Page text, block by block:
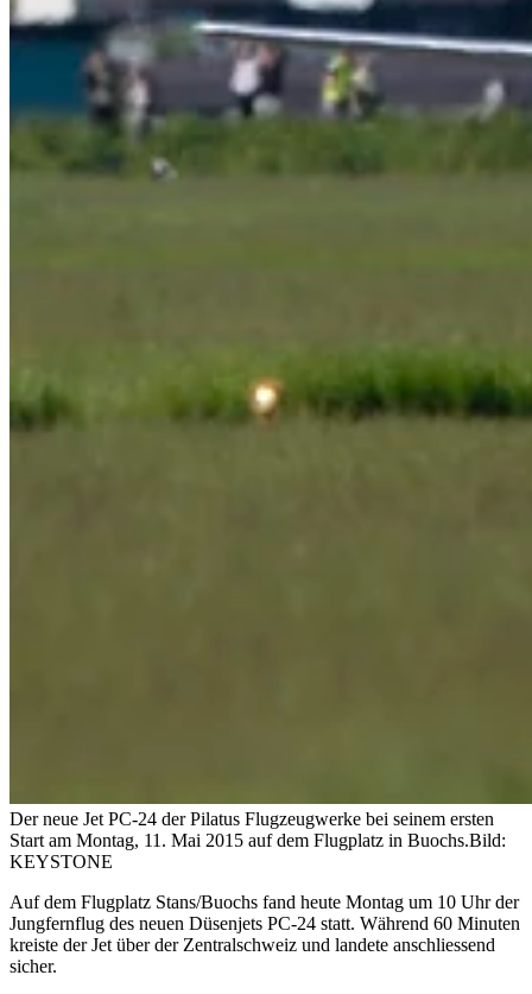
Der neue Jet PC-24 der Pilatus Flugzeugwerke bei seinem ersten
Start am Montag, 11. Mai 2015 auf dem Flugplatz in Buochs.Bild:
KEYSTONE
Auf dem Flugplatz Stans/Buochs fand heute Montag um 10 Uhr der
Jungfernflug des neuen Düsenjets PC-24 statt. Während 60 Minuten
kreiste der Jet über der Zentralschweiz und landete anschliessend
sicher.